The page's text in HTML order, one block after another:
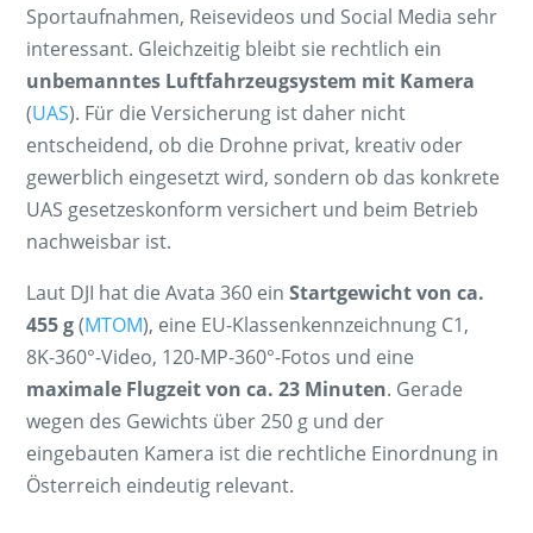
Sportaufnahmen, Reisevideos und Social Media sehr
interessant. Gleichzeitig bleibt sie rechtlich ein
unbemanntes Luftfahrzeugsystem mit Kamera
(UAS). Für die Versicherung ist daher nicht
entscheidend, ob die Drohne privat, kreativ oder
gewerblich eingesetzt wird, sondern ob das konkrete
UAS gesetzeskonform versichert und beim Betrieb
nachweisbar ist.
Laut DJI hat die Avata 360 einStartgewicht von ca.
455 g(MTOM), eine EU-Klassenkennzeichnung C1,
8K-360°-Video, 120-MP-360°-Fotos und eine
maximale Flugzeit von ca. 23 Minuten. Gerade
wegen des Gewichts über 250 g und der
eingebauten Kamera ist die rechtliche Einordnung in
Österreich eindeutig relevant.